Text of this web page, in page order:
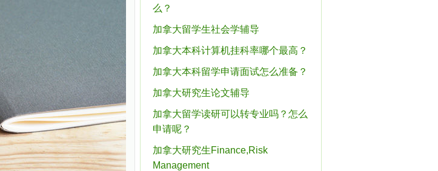
么？
加拿大留学生社会学辅导
加拿大本科计算机挂科率哪个最高？
加拿大本科留学申请面试怎么准备？
加拿大研究生论文辅导
加拿大留学读研可以转专业吗？怎么
申请呢？
加拿大研究生Finance,Risk
Management